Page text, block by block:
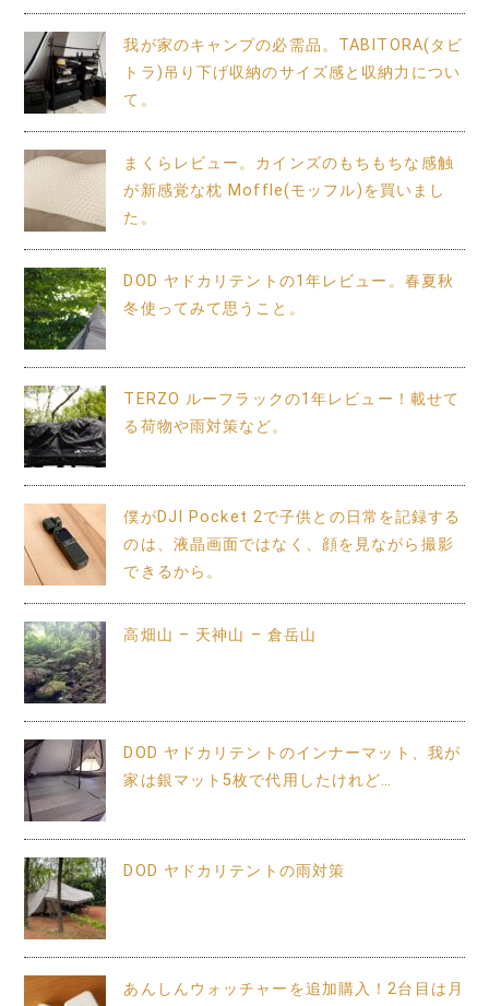
我が家のキャンプの必需品。TABITORA(タビ
トラ)吊り下げ収納のサイズ感と収納力につい
て。
まくらレビュー。カインズのもちもちな感触
が新感覚な枕 Moffle(モッフル)を買いまし
た。
DOD ヤドカリテントの1年レビュー。春夏秋
冬使ってみて思うこと。
TERZO ルーフラックの1年レビュー！載せて
る荷物や雨対策など。
僕がDJI Pocket 2で子供との日常を記録する
のは、液晶画面ではなく、顔を見ながら撮影
できるから。
高畑山 – 天神山 – 倉岳山
DOD ヤドカリテントのインナーマット、我が
家は銀マット5枚で代用したけれど…
DOD ヤドカリテントの雨対策
あんしんウォッチャーを追加購入！2台目は月